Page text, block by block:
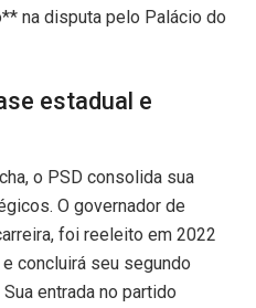
na disputa pelo Palácio do
estadual e
o PSD consolida sua
O governador de
foi reeleito em 2022
concluirá seu segundo
entrada no partido